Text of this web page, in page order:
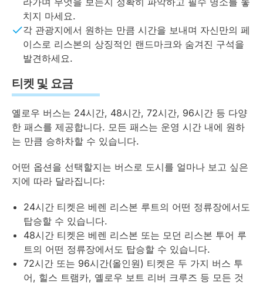
치지 마세요.
각 관광지에서 원하는 만큼 시간을 보내며 자신만의 페
이스로 리스본의 상징적인 랜드마크와 숨겨진 구석을
발견하세요.
티켓 및 요금
옐로우 버스는 24시간, 48시간, 72시간, 96시간 등 다양
한 패스를 제공합니다. 모든 패스는 운영 시간 내에 원하
는 만큼 승하차할 수 있습니다.
어떤 옵션을 선택할지는 버스로 도시를 얼마나 보고 싶은
지에 따라 달라집니다:
24시간 티켓은 베렌 리스본 루트의 어떤 정류장에서도
탑승할 수 있습니다.
48시간 티켓은 베렌 리스본 또는 모던 리스본 투어 루
트의 어떤 정류장에서도 탑승할 수 있습니다.
72시간 또는 96시간(올인원) 티켓은 두 가지 버스 투
어, 힐스 트램카, 옐로우 보트 리버 크루즈 등 모든 것